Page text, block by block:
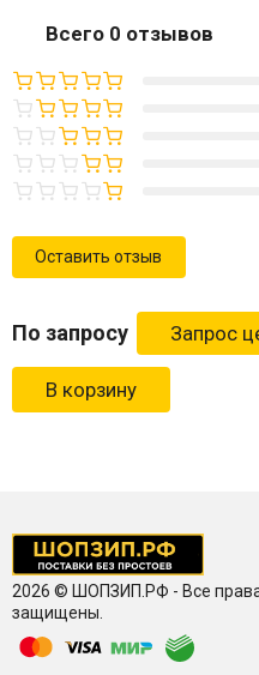
Всего 0 отзывов
Оставить отзыв
По запросу
В корзину
2026 © ШОПЗИП.РФ - Все
защищены.